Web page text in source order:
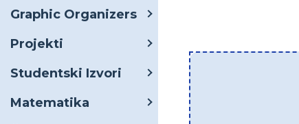
Graphic Organizers
Projekti
Studentski Izvori
Matematika